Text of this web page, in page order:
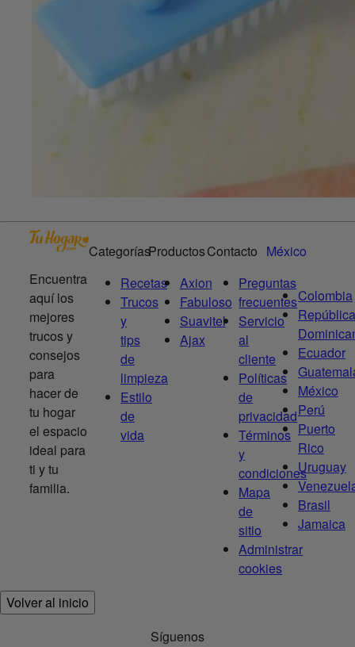
Encuentra
aquí los
mejores
trucos y
consejos
para
hacer de
tu hogar
el espacio
ideal para
ti y tu
familia.
Categorías
Recetas
Trucos
y
tips
de
limpieza
Estilo
de
vida
Productos
Axion
Fabuloso
Suavitel
Ajax
Contacto
Preguntas
frecuentes
Servicio
al
cliente
Políticas
de
privacidad
Términos
y
condiciones
Mapa
de
sitio
Administrar
cookies
México
Colombia
República
Ecuador
México
Perú
Puerto
Rico
Uruguay
Brasil
Jamaica
Volver al inicio
Síguenos